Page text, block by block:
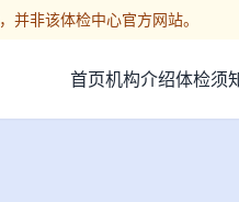
，并非该体检中心官方网站。
首页机构介绍体检须